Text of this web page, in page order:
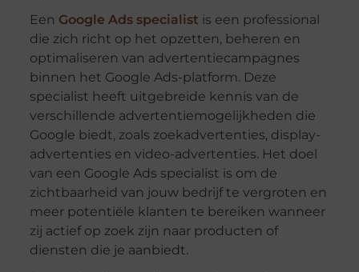
Een Google Ads specialist is een professional
die zich richt op het opzetten, beheren en
optimaliseren van advertentiecampagnes
binnen het Google Ads-platform. Deze
specialist heeft uitgebreide kennis van de
verschillende advertentiemogelijkheden die
Google biedt, zoals zoekadvertenties, display-
advertenties en video-advertenties. Het doel
van een Google Ads specialist is om de
zichtbaarheid van jouw bedrijf te vergroten en
meer potentiële klanten te bereiken wanneer
zij actief op zoek zijn naar producten of
diensten die je aanbiedt.